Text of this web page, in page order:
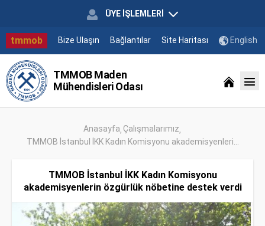
ÜYE İŞLEMLERİ
tmmob Bize Ulaşın Bağlantılar Site Haritası English
TMMOB Maden
Mühendisleri Odası
Anasayfa Çalışmalarımız
TMMOB İstanbul İKK Kadın Komisyonu akademisyenleri...
TMMOB İstanbul İKK Kadın Komisyonu
akademisyenlerin özgürlük nöbetine destek verdi